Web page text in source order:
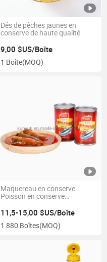
Dés de pêches jaunes en
conserve de haute qualité
9,00 $US/Boîte
1 Boîte(MOQ)
Maquereau en conserve
Poisson en conserve
Maquereau en conserve dans
une sauce tomate 425g
11,5-15,00 $US/Boîte
1 880 Boîtes(MOQ)